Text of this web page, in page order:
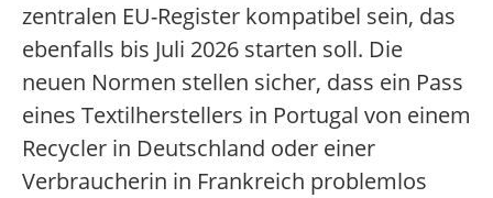
zentralen EU-Register kompatibel sein, das
ebenfalls bis Juli 2026 starten soll. Die
neuen Normen stellen sicher, dass ein Pass
eines Textilherstellers in Portugal von einem
Recycler in Deutschland oder einer
Verbraucherin in Frankreich problemlos